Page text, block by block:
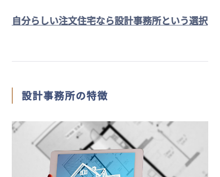
自分らしい注文住宅なら設計事務所という選択
設計事務所の特徴